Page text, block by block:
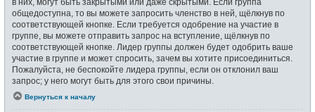
общедоступна, то вы можете запросить членство в ней, щёлкнув по
соответствующей кнопке. Если требуется одобрение на участие в
группе, вы можете отправить запрос на вступление, щёлкнув по
соответствующей кнопке. Лидер группы должен будет одобрить ваше
участие в группе и может спросить, зачем вы хотите присоединиться.
Пожалуйста, не беспокойте лидера группы, если он отклонил ваш
запрос; у него могут быть для этого свои причины.
Вернуться к началу